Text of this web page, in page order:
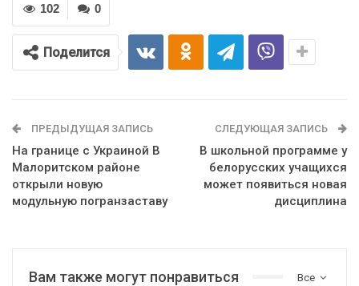
0
102
Поделится
ПРЕДЫДУЩАЯ ЗАПИСЬ
На границе с Украиной В
Малоритском районе
открыли новую
модульную погранзаставу
СЛЕДУЮЩАЯ ЗАПИСЬ
В школьной программе у
белорусских учащихся
может появиться новая
дисциплина
Все
Вам также могут понравиться